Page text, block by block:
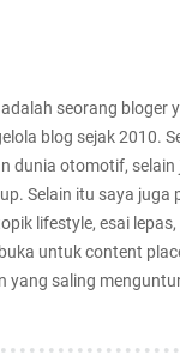
seorang bloger
blog sejak 2010.
dunia otomotif, selain
Selain itu saya juga
lifestyle, esai
untuk content
yang saling